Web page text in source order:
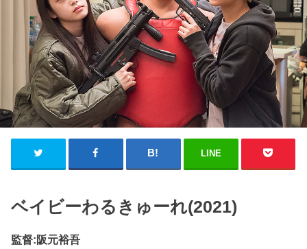
LINE
ベイビーわるきゅーれ(2021)
監督:阪元裕吾